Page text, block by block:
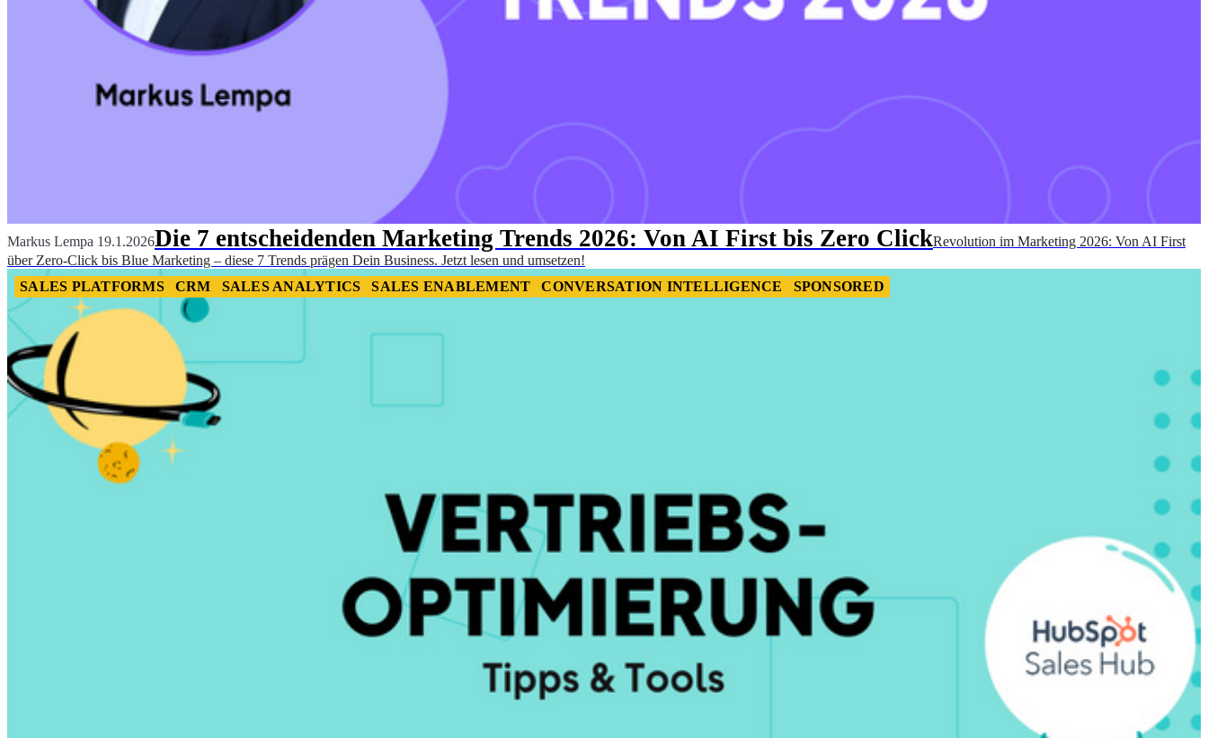
Markus Lempa 19.1.2026Die 7 entscheidenden Marketing Trends 2026: Von AI First bis Zero ClickRevolution im Marketing 2026: Von AI First
über Zero-Click bis Blue Marketing – diese 7 Trends prägen Dein Business. Jetzt lesen und umsetzen!
SALES PLATFORMS
CRM SALES ANALYTICS SALES ENABLEMENT CONVERSATION INTELLIGENCE SPONSORED